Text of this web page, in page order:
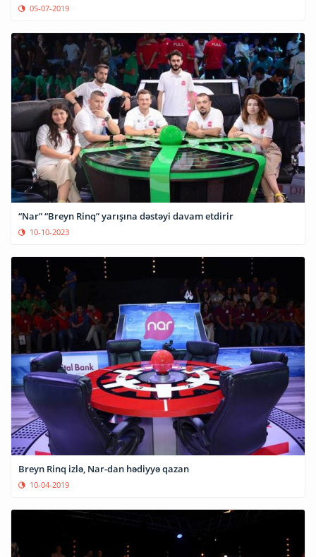
05-07-2019
“Nar” “Breyn Rinq” yarışına dəstəyi davam etdirir
10-10-2023
Breyn Rinq izlə, Nar-dan hədiyyə qazan
10-04-2019